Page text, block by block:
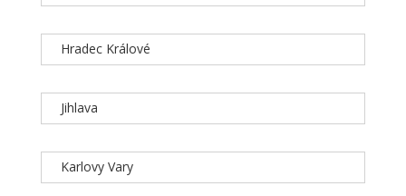
Hradec Králové
Jihlava
Karlovy Vary